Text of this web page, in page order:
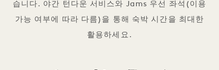
습니다. 야간 턴다운 서비스와 Jams 우선 좌석(이용
가능 여부에 따라 다름)을 통해 숙박 시간을 최대한
활용하세요.